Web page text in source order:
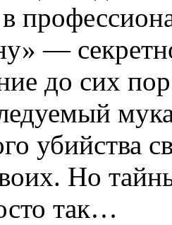
—
до сих
убийства
Но
так…